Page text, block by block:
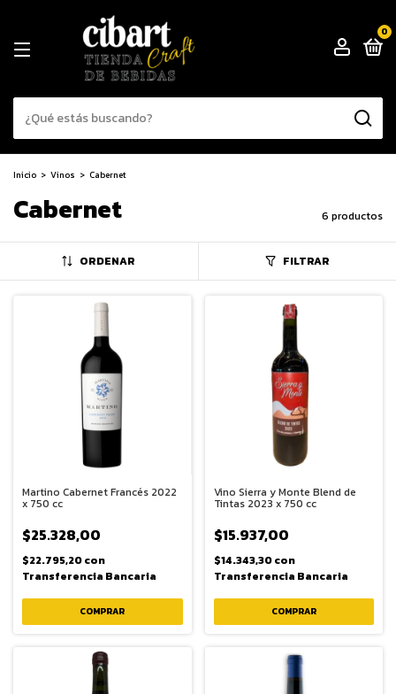
0
Inicio > Vinos > Cabernet
Cabernet 6 productos
ORDENAR FILTRAR
Martino Cabernet Francés 2022
x 750 cc
$25.328,00
$22.795,20con
Transferencia Bancaria
Vino Sierra y Monte Blend de
Tintas 2023 x 750 cc
$15.937,00
$14.343,30con
Transferencia Bancaria